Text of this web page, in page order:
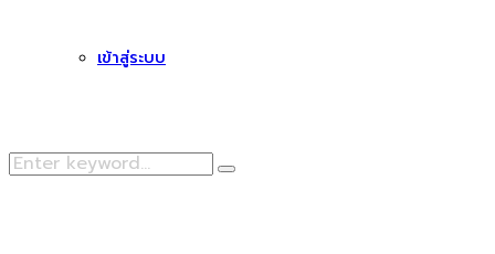
เข้าสู่ระบบ
Search
Search